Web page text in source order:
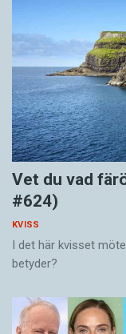
Vet du vad
#624)
KVISS
I det här kvisset
betyder?